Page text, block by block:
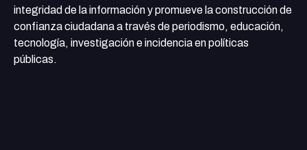
integridad de la información y promueve la construcción de
confianza ciudadana a través de periodismo, educación,
tecnología, investigación e incidencia en políticas
públicas.